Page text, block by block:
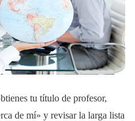
tu título de profesor,
de mí» y revisar la larga lista